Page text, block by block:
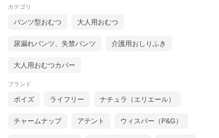
カテゴリ
パンツ型おむつ 大人用おむつ
尿漏れパンツ、失禁パンツ 介護用おしりふき
大人用おむつカバー
ブランド
ポイズ ライフリー ナチュラ（エリエール）
チャームナップ アテント ウィスパー（P&G）